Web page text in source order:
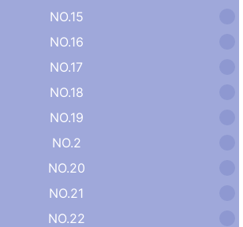
NO.15
NO.16
NO.17
NO.18
NO.19
NO.2
NO.20
NO.21
NO.22